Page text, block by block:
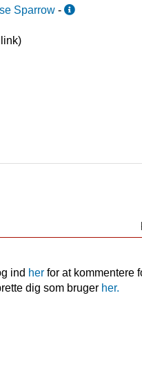
Sparrow -
ind her for at kommentere
dig som bruger her.